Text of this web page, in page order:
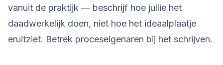
vanuit de praktijk — beschrijf hoe jullie het
daadwerkelijk doen, niet hoe het ideaalplaatje
eruitziet. Betrek proceseigenaren bij het schrijven.